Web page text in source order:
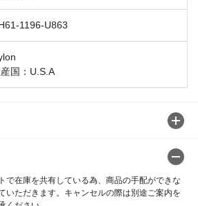
1196-U863
国：U.S.A
で在庫を共有している為、商品の手配ができな
いただきます。キャンセルの際は別途ご案内を